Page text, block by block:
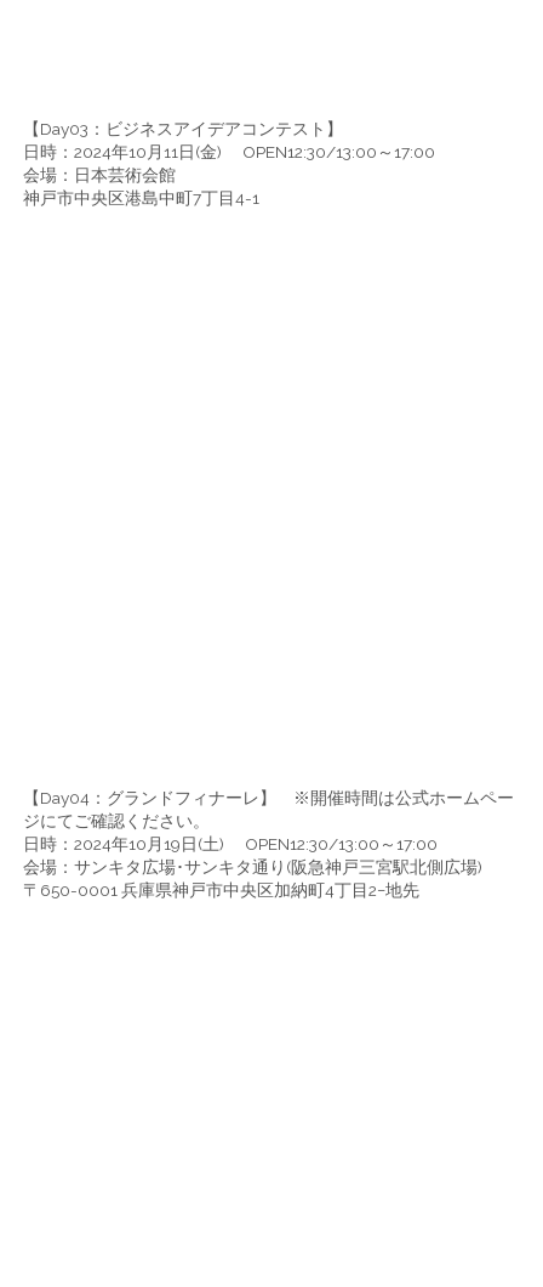
【Day03：ビジネスアイデアコンテスト】
日時：2024年10月11日(金) OPEN12:30/13:00～17:00
会場：日本芸術会館
神戸市中央区港島中町7丁目4-1
【Day04：グランドフィナーレ】 ※開催時間は公式ホームペー
ジにてご確認ください。
日時：2024年10月19日(土) OPEN12:30/13:00～17:00
会場：サンキタ広場･サンキタ通り(阪急神戸三宮駅北側広場)
〒650-0001 兵庫県神戸市中央区加納町4丁目2−地先